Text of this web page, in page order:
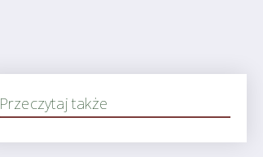
Przeczytaj także